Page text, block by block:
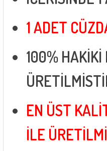
1 ADET
100% HAKİKİ
EN ÜST
İLE